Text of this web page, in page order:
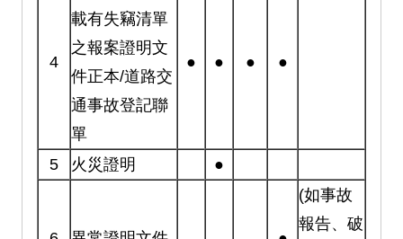
4
載有失竊清單
之報案證明文
件正本/道路交
通事故登記聯
單
● ● ● ●
5 火災證明 ●
(如事故
報告、破